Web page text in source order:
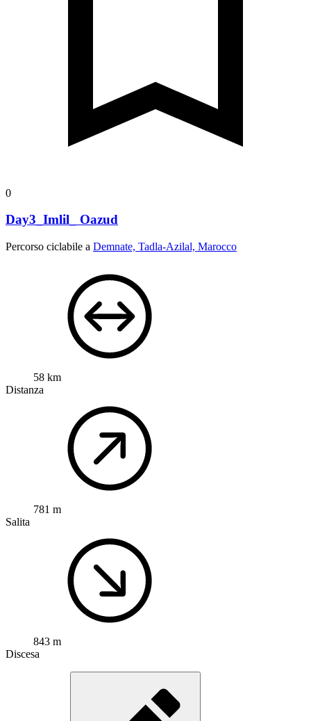
0
Day3_Imlil_ Oazud
Percorso ciclabile a Demnate, Tadla-Azilal, Marocco
58 km
Distanza
781 m
Salita
843 m
Discesa